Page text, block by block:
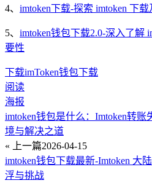
4、 imtoken下载-探索 imtoken 下
5、 imtoken钱包下载2.0-深入了解
要性
下载imToken钱包下载
阅读
海报
imtoken钱包是什么：Imtoken转
境与解决之道
« 上一篇2026-04-15
imtoken钱包下载最新-Imtoken 大
浮与挑战